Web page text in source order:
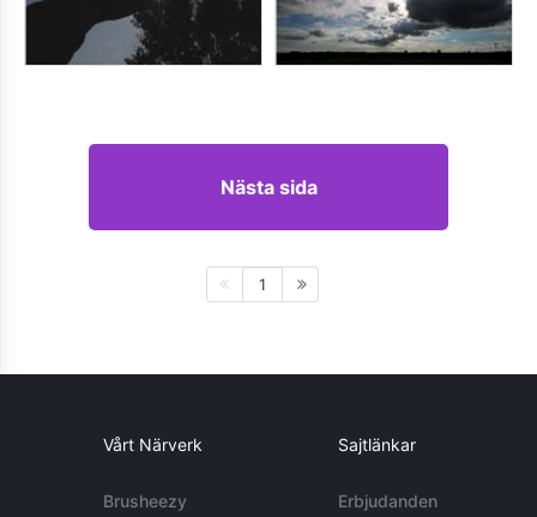
Nästa sida
1
Vårt Närverk
Brusheezy
Sajtlänkar
Erbjudanden